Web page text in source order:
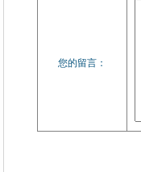
您的留言：